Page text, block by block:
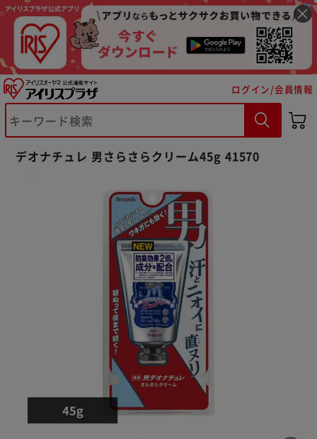
ログイン/会員情報
デオナチュレ 男さらさらクリーム45g 41570
※ご確認ください